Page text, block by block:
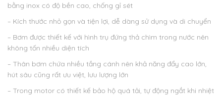
bằng inox có độ bền cao, chống gỉ sét
– Kích thước nhỏ gọn và tiện lợi, dễ dàng sử dụng và di chuyển
– Bơm được thiết kế với hình trụ đứng thả chìm trong nước nên
không tốn nhiều diện tích
– Thân bơm chứa nhiều tầng cánh nên khả năng đẩy cao lớn,
hút sâu cũng rất ưu việt, lưu lượng lớn
– Trong motor có thiết kế bảo hộ quá tải, tự động ngắt khi nhiệt